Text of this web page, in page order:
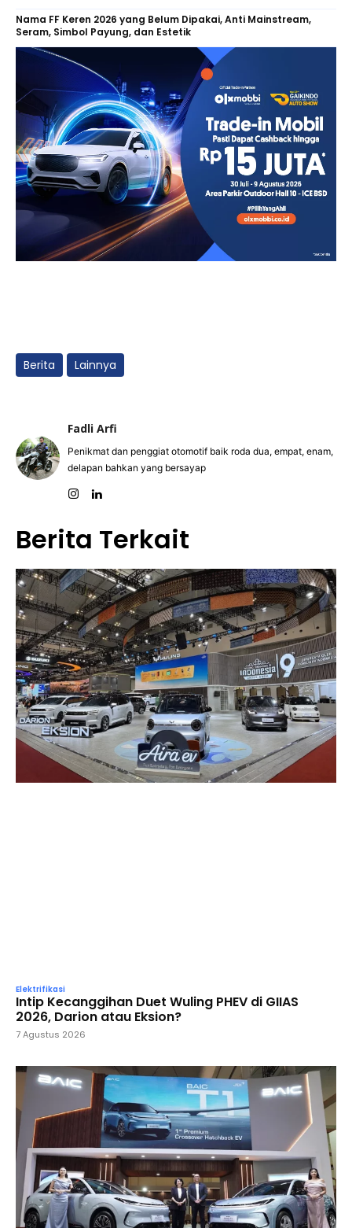
Nama FF Keren 2026 yang Belum Dipakai, Anti Mainstream,
Seram, Simbol Payung, dan Estetik
Berita Lainnya
Fadli Arfi
Penikmat dan penggiat otomotif baik roda dua, empat, enam,
delapan bahkan yang bersayap
Berita Terkait
Elektrifikasi
Intip Kecanggihan Duet Wuling PHEV di GIIAS
2026, Darion atau Eksion?
7 Agustus 2026